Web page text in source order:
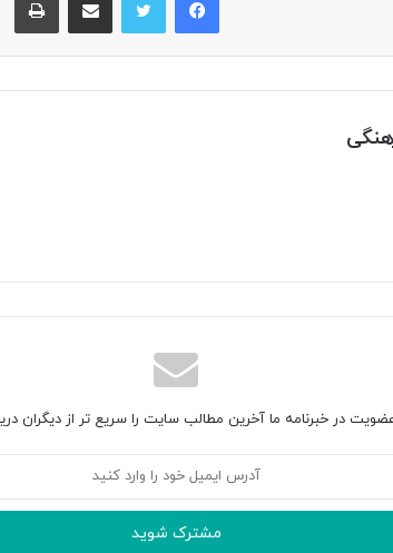
در خبرنامه ما آخرین مطالب سایت را سریع تر از دیگران